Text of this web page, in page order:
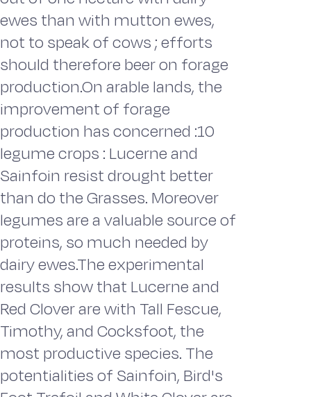
ewes than with mutton ewes,
not to speak of cows ; efforts
should therefore beer on forage
production.On arable lands, the
improvement of forage
production has concerned :10
legume crops : Lucerne and
Sainfoin resist drought better
than do the Grasses. Moreover
legumes are a valuable source of
proteins, so much needed by
dairy ewes.The experimental
results show that Lucerne and
Red Clover are with Tall Fescue,
Timothy, and Cocksfoot, the
most productive species. The
potentialities of Sainfoin, Bird's